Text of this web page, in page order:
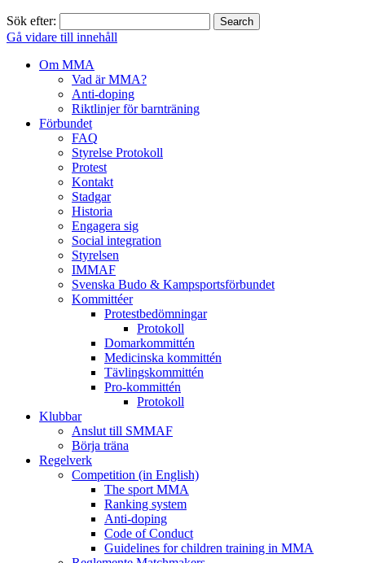
Sök efter:
Gå vidare till innehåll
Om MMA
Vad är MMA?
Anti-doping
Riktlinjer för barnträning
Förbundet
FAQ
Styrelse Protokoll
Protest
Kontakt
Stadgar
Historia
Engagera sig
Social integration
Styrelsen
IMMAF
Svenska Budo & Kampsportsförbundet
Kommittéer
Protestbedömningar
Protokoll
Domarkommittén
Medicinska kommittén
Tävlingskommittén
Pro-kommittén
Protokoll
Klubbar
Anslut till SMMAF
Börja träna
Regelverk
Competition (in English)
The sport MMA
Ranking system
Anti-doping
Code of Conduct
Guidelines for children training in MMA